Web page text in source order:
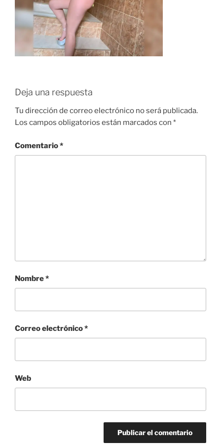
Deja una respuesta
Tu dirección de correo electrónico no será publicada.
Los campos obligatorios están marcados con *
Comentario*
Nombre*
Correo electrónico*
Web